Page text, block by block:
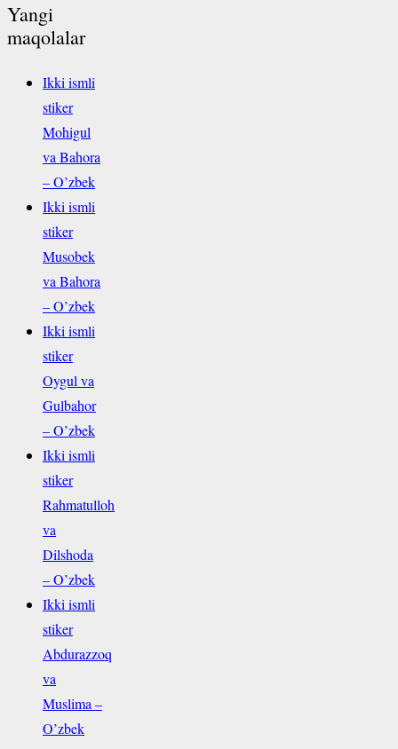
Yangi
maqolalar
Ikki ismli
stiker
Mohigul
va Bahora
– O’zbek
Ikki ismli
stiker
Musobek
va Bahora
– O’zbek
Ikki ismli
stiker
Oygul va
Gulbahor
– O’zbek
Ikki ismli
stiker
Rahmatulloh
va
Dilshoda
– O’zbek
Ikki ismli
stiker
Abdurazzoq
va
Muslima –
O’zbek